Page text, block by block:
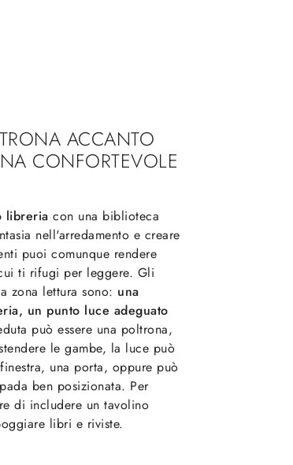
ACCANTO
CONFORTEVOLE
libreria con una biblioteca
nell'arredamento e creare
puoi comunque rendere
ti rifugi per leggere. Gli
zona lettura sono: una
un punto luce adeguato
può essere una poltrona,
le gambe, la luce può
una porta, oppure può
ben posizionata. Per
di includere un tavolino
libri e riviste.